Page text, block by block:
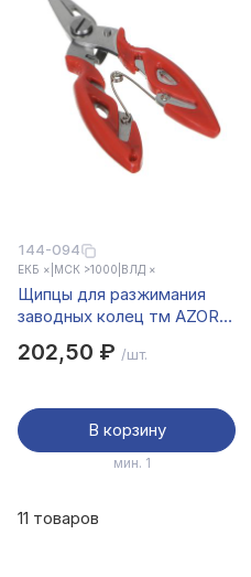
144-094
ЕКБ × МСК >1000 ВЛД ×
Щипцы для разжимания
заводных колец тм AZOR
202,50 ₽ /шт.
В корзину
мин. 1
11 товаров